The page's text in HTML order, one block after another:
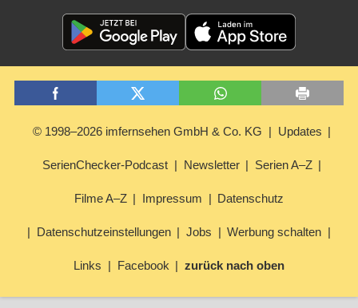
© 1998–2026 imfernsehen GmbH & Co. KG Updates
SerienChecker-Podcast Newsletter Serien A–Z
Filme A–Z Impressum Datenschutz
Datenschutzeinstellungen Jobs Werbung schalten
Links Facebook zurück nach oben